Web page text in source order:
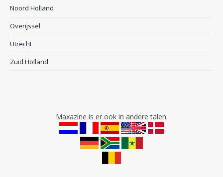
Noord Holland
Overijssel
Utrecht
Zuid Holland
Maxazine is er ook in andere talen: